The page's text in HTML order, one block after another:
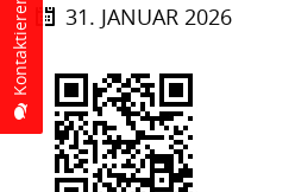
31. JANUAR 2026